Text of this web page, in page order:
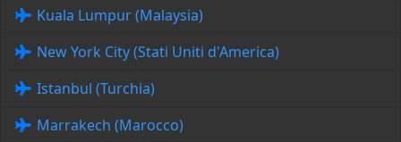
Kuala Lumpur (Malaysia)
New York City (Stati Uniti d'America)
Istanbul (Turchia)
Marrakech (Marocco)